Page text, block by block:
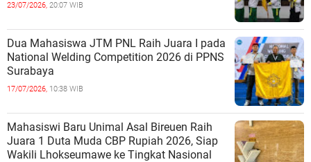
23/07/2026, 20:07 WIB
Dua Mahasiswa JTM PNL Raih Juara I pada
National Welding Competition 2026 di PPNS
Surabaya
17/07/2026, 10:38 WIB
Mahasiswi Baru Unimal Asal Bireuen Raih
Juara 1 Duta Muda CBP Rupiah 2026, Siap
Wakili Lhokseumawe ke Tingkat Nasional